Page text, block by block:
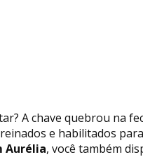
A chave quebrou na
e habilitados
Aurélia, você também